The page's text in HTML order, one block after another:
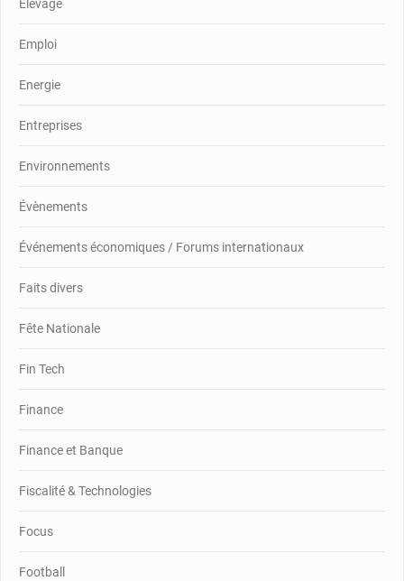
Elevage
Emploi
Energie
Entreprises
Environnements
Évènements
Événements économiques / Forums internationaux
Faits divers
Fête Nationale
Fin Tech
Finance
Finance et Banque
Fiscalité & Technologies
Focus
Football